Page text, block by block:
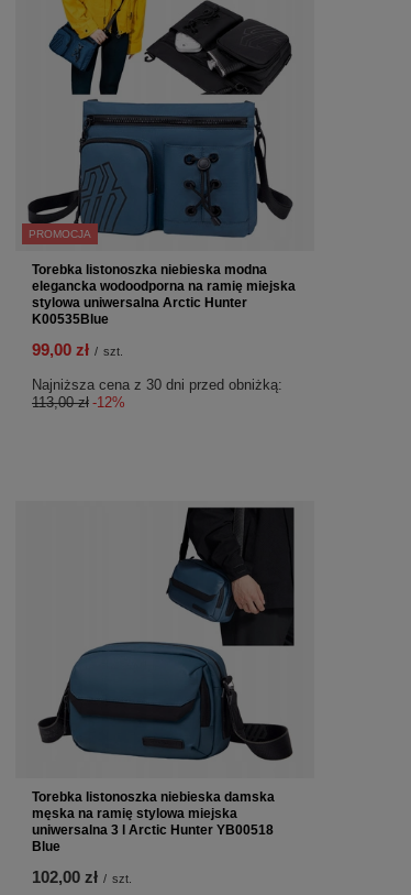
PROMOCJA
Torebka listonoszka niebieska modna
elegancka wodoodporna na ramię miejska
stylowa uniwersalna Arctic Hunter
K00535Blue
99,00 zł / szt.
Najniższa cena z 30 dni przed obniżką:
113,00 zł -12%
Torebka listonoszka niebieska damska
męska na ramię stylowa miejska
uniwersalna 3 l Arctic Hunter YB00518
Blue
102,00 zł / szt.